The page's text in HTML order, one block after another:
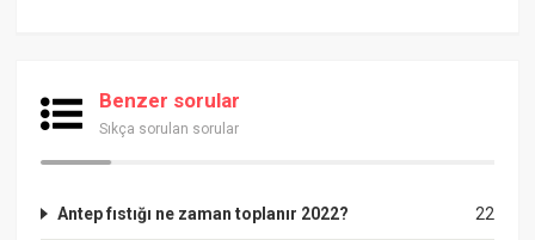
Benzer sorular
Sıkça sorulan sorular
22
Antep fıstığı ne zaman toplanır 2022?